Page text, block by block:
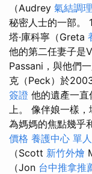
（Audrey 氣結調
秘密人士的一部。
塔·庫科寧（Greta
他的第二任妻子是
Passani，與他們
克（Peck）於
簽證 他的遺產一直
上。 像伴娘一樣
為媽媽的焦點幾乎
價格 養護中心 單
（Scott 新竹外燴
（Jon 台中推拿推